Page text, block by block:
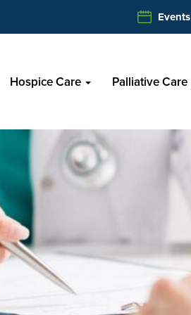
Events
Hospice Care Palliative Care